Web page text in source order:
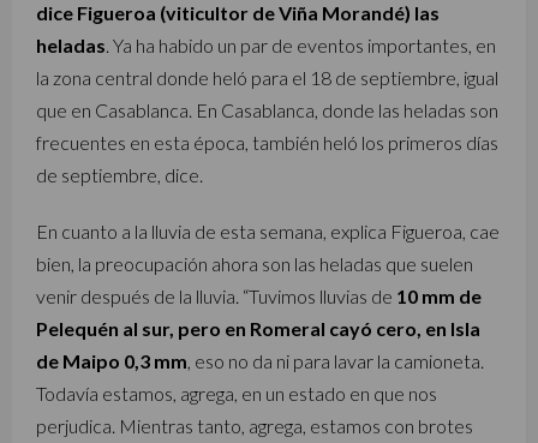
dice Figueroa (viticultor de Viña Morandé) las
heladas . Ya ha habido un par de eventos importantes, en
la zona central donde heló para el 18 de septiembre, igual
que en Casablanca. En Casablanca, donde las heladas son
frecuentes en esta época, también heló los primeros días
de septiembre, dice.
En cuanto a la lluvia de esta semana, explica Figueroa, cae
bien, la preocupación ahora son las heladas que suelen
venir después de la lluvia. “Tuvimos lluvias de 10 mm de
Pelequén al sur, pero en Romeral cayó cero, en Isla
de Maipo 0,3 mm , eso no da ni para lavar la camioneta.
Todavía estamos, agrega, en un estado en que nos
perjudica. Mientras tanto, agrega, estamos con brotes